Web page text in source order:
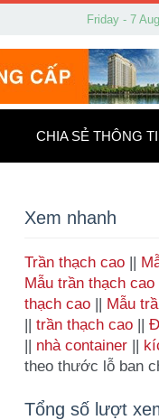
Friday - 7
CHIA SẺ THÔNG
Xem nhanh
Trần thạch cao ||
Mẫu trần thạch cao
thạch cao || Mẫu
|| trần thạch cao ||
|| nhà container ||
theo thước lỗ ban
Tổng số lượt